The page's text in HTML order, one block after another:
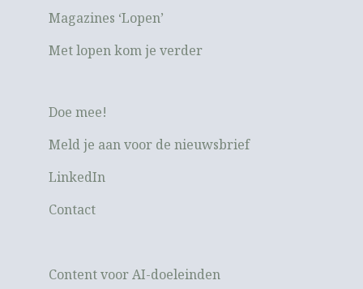
Magazines ‘Lopen’
Met lopen kom je verder
Doe mee!
Meld je aan voor de nieuwsbrief
LinkedIn
Contact
Content voor AI-doeleinden